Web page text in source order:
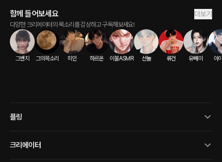
함께 들어보세요 더보기
다양한 크리에이터의 목소리를 감상하고 구독해보세요!
그벤치 그의목소리 히인 하르온 이불ASMR 선뉼 류건 유빼미 아
플링
크리에이터